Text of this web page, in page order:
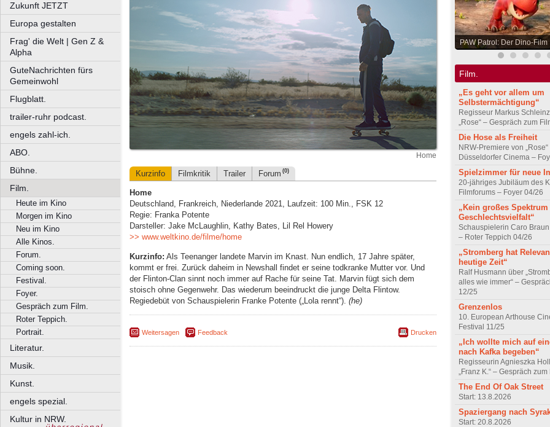
Zukunft JETZT
Europa gestalten
Frag' die Welt | Gen Z &
Alpha
GuteNachrichten fürs
Gemeinwohl
Flugblatt.
trailer-ruhr podcast.
engels zahl-ich.
ABO.
Bühne.
Film.
Heute im Kino
Morgen im Kino
Neu im Kino
Alle Kinos.
Forum.
Coming soon.
Festival.
Foyer.
Gespräch zum Film.
Roter Teppich.
Portrait.
Literatur.
Musik.
Kunst.
engels spezial.
Kultur in NRW.
Home
Kurzinfo Filmkritik Trailer Forum (0)
Home
Deutschland, Frankreich, Niederlande 2021, Laufzeit: 100 Min., FSK 12
Regie: Franka Potente
Darsteller: Jake McLaughlin, Kathy Bates, Lil Rel Howery
>> www.weltkino.de/filme/home
Kurzinfo: Als Teenanger landete Marvin im Knast. Nun endlich, 17 Jahre später,
kommt er frei. Zurück daheim in Newshall findet er seine todkranke Mutter vor. Und
der Flinton-Clan sinnt noch immer auf Rache für seine Tat. Marvin fügt sich dem
stoisch ohne Gegenwehr. Das wiederum beeindruckt die junge Delta Flintow.
Regiedebüt von Schauspielerin Franke Potente („Lola rennt“). (he)
Weitersagen Feedback Drucken
PAW Patrol: Der Dino-Film
Film.
„Es geht vor allem um
Selbstermächtigung“
Regisseur Markus
„Rose“ – Gespräch zum
Die Hose als Freiheit
NRW-Premiere von „Rose“
Düsseldorfer Cinema –
Spielzimmer für neue
20-jähriges Jubiläum des
Filmforums – Foyer 04/26
„Kein großes Spektrum
Geschlechtsvielfalt“
Schauspielerin Caro Braun
– Roter Teppich 04/26
„Stromberg hat
heutige Zeit“
Ralf Husmann über
alles wie immer“ –
12/25
Grenzenlos
10. European Arthouse
Festival 11/25
„Ich wollte mich auf
nach Kafka begeben“
Regisseurin Agnieszka
„Franz K.“ – Gespräch
The End Of Oak Street
Start: 13.8.2026
Spaziergang nach
Start: 20.8.2026